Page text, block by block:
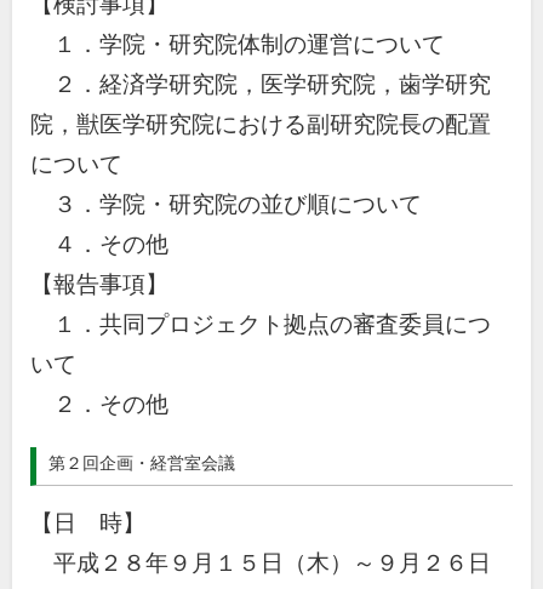
１．学院・研究院体制の運営について
２．経済学研究院，医学研究院，歯学研究
院，獣医学研究院における副研究院長の配置
について
３．学院・研究院の並び順について
４．その他
【報告事項】
１．共同プロジェクト拠点の審査委員につ
いて
２．その他
第２回企画・経営室会議
【日 時】
平成２８年９月１５日（木）～９月２６日